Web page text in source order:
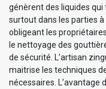
génèrent des liquides
surtout dans les parties à
obligeant les
le nettoyage des
de sécurité. L’artisan
maitrise les techniques
nécessaires. L’avantage